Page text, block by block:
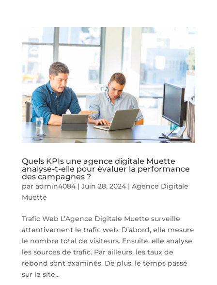
Quels KPIs une agence digitale Muette
analyse-t-elle pour évaluer la performance
des campagnes ?
par admin4084| Juin 28, 2024| Agence Digitale
Muette
Trafic Web L’Agence Digitale Muette surveille
attentivement le trafic web. D’abord, elle mesure
le nombre total de visiteurs. Ensuite, elle analyse
les sources de trafic. Par ailleurs, les taux de
rebond sont examinés. De plus, le temps passé
sur le site...